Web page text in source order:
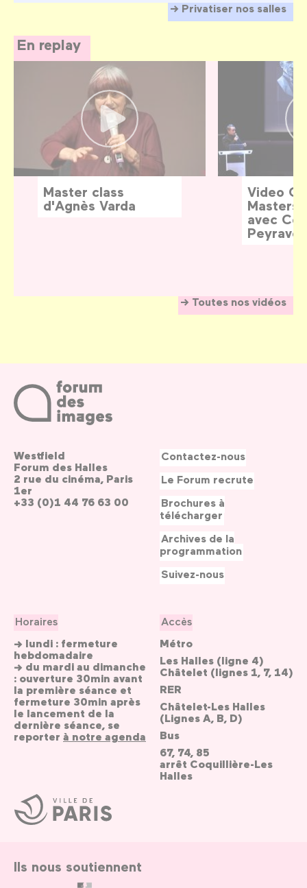
Privatiser nos salles
En replay
Toutes nos vidéos
Master class
d'Agnès Varda
Video
avec
Ville
de
Paris
Westfield
Forum des Halles
2 rue du cinéma, Paris
1er
+33 (0)1 44 76 63 00
Horaires
→ lundi : fermeture
hebdomadaire
→ du mardi au dimanche
: ouverture 30min avant
la première séance et
fermeture 30min après
le lancement de la
dernière séance, se
reporter à notre agenda
Accès
Métro
Les Halles (ligne 4)
Châtelet (lignes 1, 7, 14)
RER
Châtelet-Les Halles
(Lignes A, B, D)
Bus
67, 74, 85
arrêt Coquillière-Les
Halles
Contactez-nous
Le Forum recrute
Brochures à
télécharger
Archives de la
programmation
Suivez-nous
Ils nous soutiennent